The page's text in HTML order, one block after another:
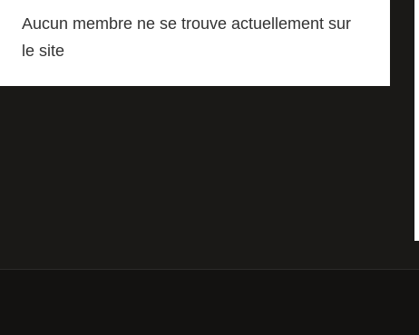
Aucun membre ne se trouve actuellement sur
le site